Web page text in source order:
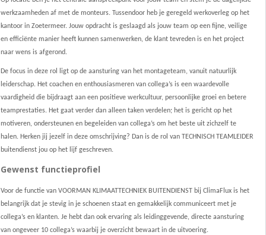
werkzaamheden af met de monteurs. Tussendoor heb je geregeld werkoverleg op het
kantoor in Zoetermeer. Jouw opdracht is geslaagd als jouw team op een fijne, veilige
en efficiënte manier heeft kunnen samenwerken, de klant tevreden is en het project
naar wens is afgerond.
De focus in deze rol ligt op de aansturing van het montageteam, vanuit natuurlijk
leiderschap. Het coachen en enthousiasmeren van collega’s is een waardevolle
vaardigheid die bijdraagt aan een positieve werkcultuur, persoonlijke groei en betere
teamprestaties. Het gaat verder dan alleen taken verdelen; het is gericht op het
motiveren, ondersteunen en begeleiden van collega’s om het beste uit zichzelf te
halen. Herken jij jezelf in deze omschrijving? Dan is de rol van TECHNISCH TEAMLEIDER
buitendienst jou op het lijf geschreven.
Gewenst functieprofiel
Voor de functie van VOORMAN KLIMAATTECHNIEK BUITENDIENST bij ClimaFlux is het
belangrijk dat je stevig in je schoenen staat en gemakkelijk communiceert met je
collega’s en klanten. Je hebt dan ook ervaring als leidinggevende, directe aansturing
van ongeveer 10 collega’s waarbij je overzicht bewaart in de uitvoering.